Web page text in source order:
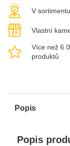
V
Vlastní
Více než 6
produktů
Popis
Popis